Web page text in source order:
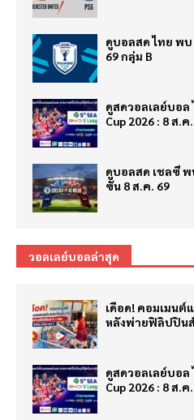
ดูบอลสด ไทย พบ
69 กลุ่ม B
ดูสดวอลเลย์บอล
Cup 2026 : 8 ส.ค
ดูบอลสด เชลซี พ
ซั่น 8 ส.ค. 69
วอลเลย์บอลล่าสุด
เดือด! คอมเมนต์
หลังพ่ายฟิลิปปิน
ดูสดวอลเลย์บอล
Cup 2026 : 8 ส.ค